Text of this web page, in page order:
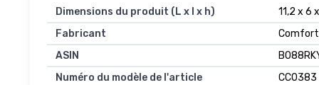
Dimensions du produit (L x l x h)
11,2 x 6
Fabricant
Comfort
ASIN
Numéro du modèle de l'article
CC0383